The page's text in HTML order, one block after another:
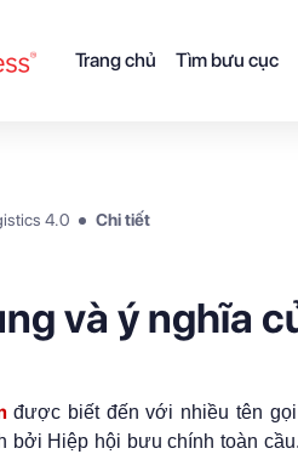
Trang chủ Tìm bưu cục
4.0 Chi tiết
và ý nghĩa
được biết đến với nhiều tên
bởi Hiệp hội bưu chính toàn